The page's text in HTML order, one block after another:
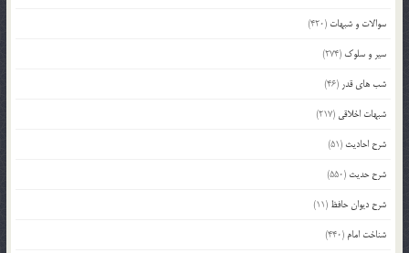
سوالات و شبهات (420)
سیر و سلوک (274)
شب های قدر (46)
شبهات اخلاقی (217)
شرح احادیث (51)
شرح حدیث (550)
شرح دیوان حافظ (11)
شناخت امام (440)